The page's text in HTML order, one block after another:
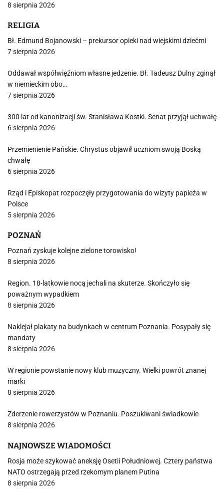
8 sierpnia 2026
RELIGIA
Bł. Edmund Bojanowski – prekursor opieki nad wiejskimi dziećmi
7 sierpnia 2026
Oddawał współwięźniom własne jedzenie. Bł. Tadeusz Dulny zginął
w niemieckim obo…
7 sierpnia 2026
300 lat od kanonizacji św. Stanisława Kostki. Senat przyjął uchwałę
6 sierpnia 2026
Przemienienie Pańskie. Chrystus objawił uczniom swoją Boską
chwałę
6 sierpnia 2026
Rząd i Episkopat rozpoczęły przygotowania do wizyty papieża w
Polsce
5 sierpnia 2026
POZNAŃ
Poznań zyskuje kolejne zielone torowisko!
8 sierpnia 2026
Region. 18-latkowie nocą jechali na skuterze. Skończyło się
poważnym wypadkiem
8 sierpnia 2026
Naklejał plakaty na budynkach w centrum Poznania. Posypały się
mandaty
8 sierpnia 2026
W regionie powstanie nowy klub muzyczny. Wielki powrót znanej
marki
8 sierpnia 2026
Zderzenie rowerzystów w Poznaniu. Poszukiwani świadkowie
8 sierpnia 2026
NAJNOWSZE WIADOMOŚCI
Rosja może szykować aneksję Osetii Południowej. Cztery państwa
NATO ostrzegają przed rzekomym planem Putina
8 sierpnia 2026